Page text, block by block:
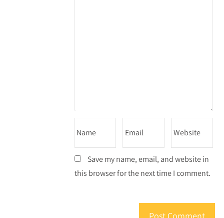
Save my name, email, and website in
this browser for the next time I comment.